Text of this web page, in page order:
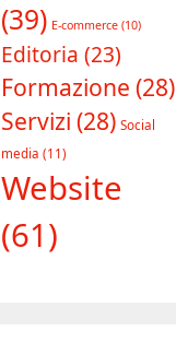
(39) E-commerce (10)
Editoria (23)
Formazione (28)
Servizi (28) Social
media (11)
Website
(61)